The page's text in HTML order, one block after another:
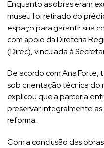
Enquanto as obras eram
museu foi retirado do
espaço para garantir sua
com apoio da Diretoria
(Direc), vinculada à
De acordo com Ana Forte,
sob orientação técnica do
explicou que a parceria
preservar integralmente
reforma.
Com a conclusão das